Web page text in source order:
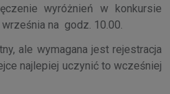
wyróżnień w konkursie
na godz. 10.00.
ale wymagana jest rejestracja
najlepiej uczynić to wcześniej